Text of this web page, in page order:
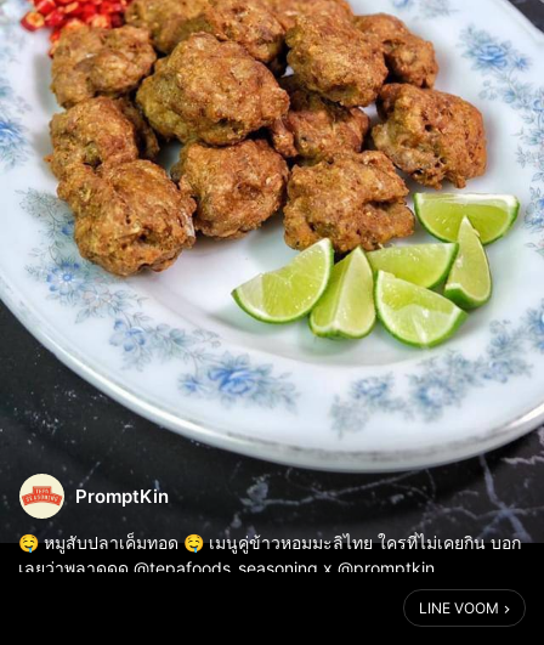
PromptKin
🤤 หมูสับปลาเค็มทอด 🤤 เมนูคู่ข้าวหอมมะลิไทย ใครที่ไม่เคยกิน บอก
เลยว่าพลาดดด @tepafoods_seasoning x @promptkin_
เนื้อหมูสับแน่นๆ ปลาเค็มหอมมัน กินคู่กันกับพริกชี้ฟ้าซอย หอมแดง บีบ
LINE VOOM